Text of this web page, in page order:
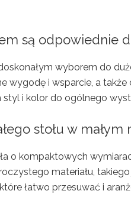
są odpowiednie
wyborem do
wygodę i wsparcie, a
styl i kolor do ogólnego
stołu w małym
o kompaktowych
materiału,
łatwo przesuwać i